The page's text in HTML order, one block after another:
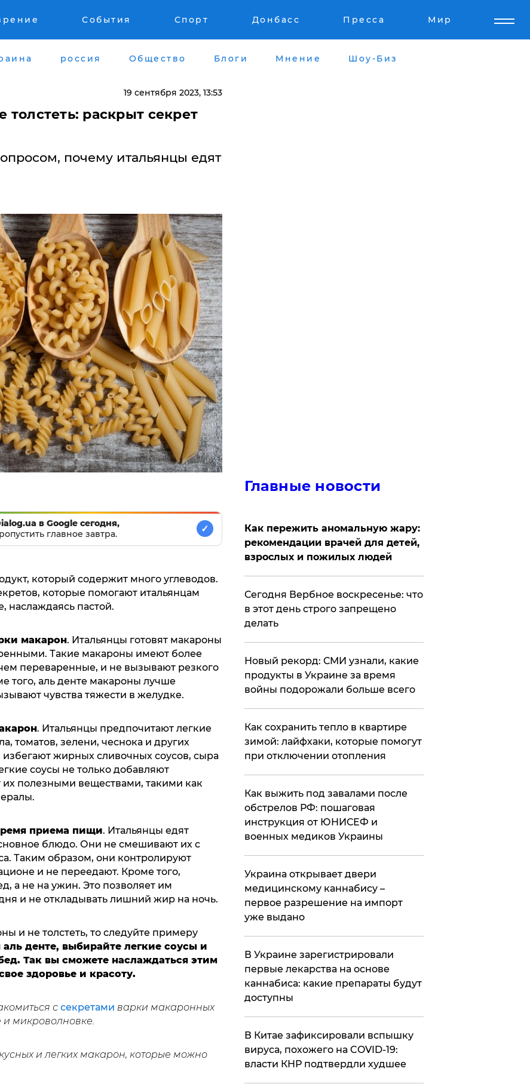
События Спорт Донбасс Пресса Мир
россия Общество Блоги Мнение Шоу-Биз
19 сентября 2023, 13:53
толстеть: раскрыт секрет
почему итальянцы едят
в Google сегодня,
главное завтра.
✓
который содержит много углеводов.
которые помогают итальянцам
наслаждаясь пастой.
макарон. Итальянцы готовят макароны
Такие макароны имеют более
переваренные, и не вызывают резкого
того, аль денте макароны лучше
чувства тяжести в желудке.
. Итальянцы предпочитают легкие
томатов, зелени, чеснока и других
жирных сливочных соусов, сыра
соусы не только добавляют
полезными веществами, такими как
приема пищи. Итальянцы едят
блюдо. Они не смешивают их с
Таким образом, они контролируют
и не переедают. Кроме того,
а не на ужин. Это позволяет им
и не откладывать лишний жир на ночь.
и не толстеть, то следуйте примеру
аль денте, выбирайте легкие соусы и
Так вы сможете наслаждаться этим
здоровье и красоту.
с секретами варки макаронных
и микроволновке.
и легких макарон, которые можно
Главные новости
Как пережить аномальную жару:
рекомендации врачей для детей,
взрослых и пожилых людей
​Сегодня Вербное воскресенье: что
в этот день строго запрещено
делать
Новый рекорд: СМИ узнали, какие
продукты в Украине за время
войны подорожали больше всего
​Как сохранить тепло в квартире
зимой: лайфхаки, которые помогут
при отключении отопления
Как выжить под завалами после
обстрелов РФ: пошаговая
инструкция от ЮНИСЕФ и
военных медиков Украины
Украина открывает двери
медицинскому каннабису –
первое разрешение на импорт
уже выдано
В Украине зарегистрировали
первые лекарства на основе
каннабиса: какие препараты будут
доступны
В Китае зафиксировали вспышку
вируса, похожего на COVID-19:
власти КНР подтвердли худшее